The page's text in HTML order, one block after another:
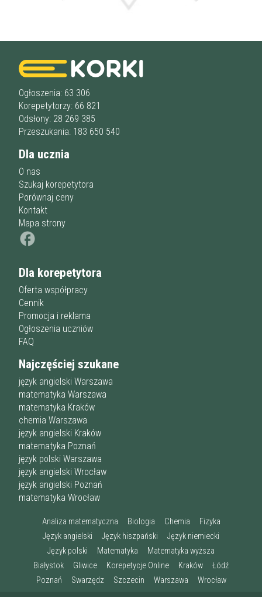
Szkoła podstawowa
Gimnazjum
Liceum
Przygotowania do matury
Przygotowania do studiów
Studia
Dorośli
u ucznia
u korepetytora
online
korepetytora
Doświadczenie
Minimum
Staż korepetytora
Wiek korepetytora
Płeć korepetytora
Ogłoszenia: 63 306
Korepetytorzy: 66 821
Odsłony: 28 269 385
Przeszukania: 183 650 540
Dla ucznia
O nas
Szukaj korepetytora
Porównaj ceny
Kontakt
Mapa strony
Dla korepetytora
Oferta współpracy
Cennik
Promocja i reklama
Ogłoszenia uczniów
FAQ
Najczęściej szukane
język angielski Warszawa
matematyka Warszawa
matematyka Kraków
chemia Warszawa
język angielski Kraków
matematyka Poznań
język polski Warszawa
język angielski Wrocław
język angielski Poznań
matematyka Wrocław
Analiza matematyczna Biologia Chemia
Fizyka
Język angielski
Język hiszpański
Język niemiecki
Język polski
Matematyka
Matematyka wyższa
Białystok
Gliwice Korepetycje Online Kraków
Łódź
Poznań
Swarzędz Szczecin Warszawa Wrocław